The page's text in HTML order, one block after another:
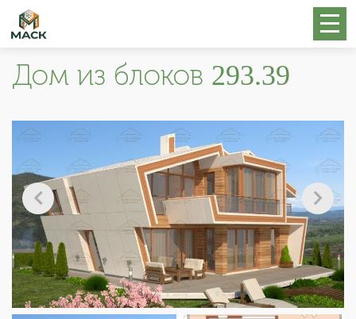
Дом из блоков 293.39